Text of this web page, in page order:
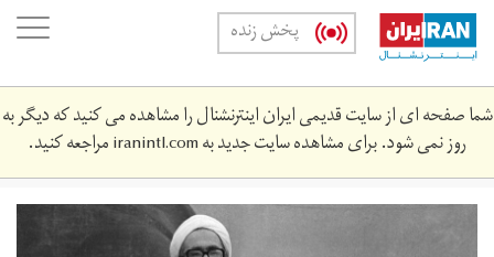
Skip
main
content
پخش زنده
شما صفحه ای از سایت قدیمی ایران اینترنشنال را مشاهده می کنید که دیگر به
روز نمی شود. برای مشاهده سایت جدید بهiranintl.comمراجعه کنید.
mntzry_khmyny.jpg